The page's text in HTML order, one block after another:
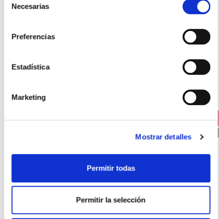
Necesarias
Preferencias
Estadística
Marketing
Mostrar detalles
Permitir todas
Permitir la selección
AVÈNE
15% DTO EN CADA UNIDAD